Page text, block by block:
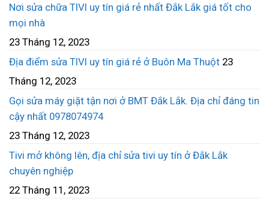
Nơi sửa chữa TIVI uy tín giá rẻ nhất Đắk Lắk giá tốt cho
mọi nhà
23 Tháng 12, 2023
Địa điểm sửa TIVI uy tín giá rẻ ở Buôn Ma Thuột 23
Tháng 12, 2023
Gọi sửa máy giặt tận nơi ở BMT Đắk Lắk. Địa chỉ đáng tin
cậy nhất 0978074974
23 Tháng 12, 2023
Tivi mở không lên, địa chỉ sửa tivi uy tín ở Đắk Lắk
chuyên nghiệp
22 Tháng 11, 2023